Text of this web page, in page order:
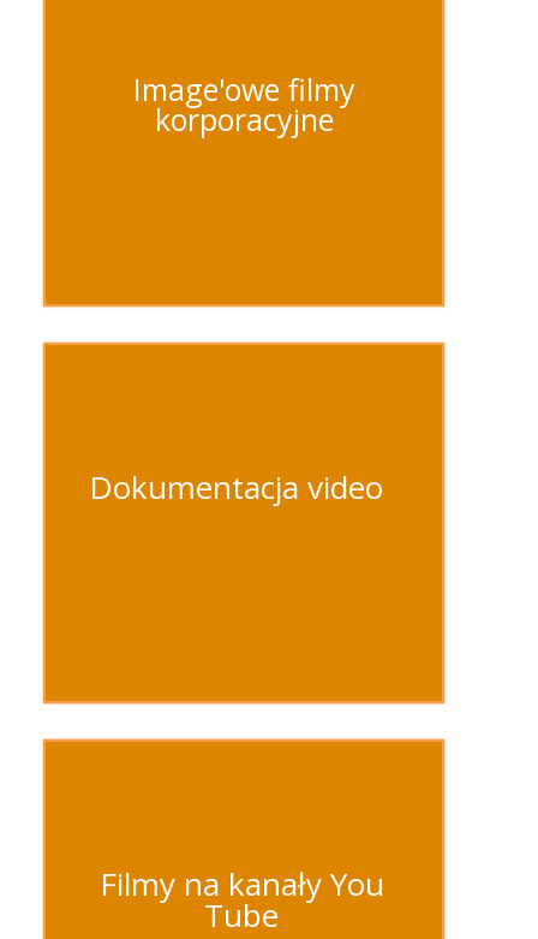
Image'owe filmy
korporacyjne
Dokumentacja video
Filmy na kanały You
Tube